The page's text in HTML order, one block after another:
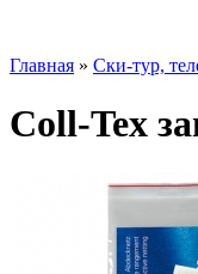
Главная » Ски-тур,
Coll-Tex